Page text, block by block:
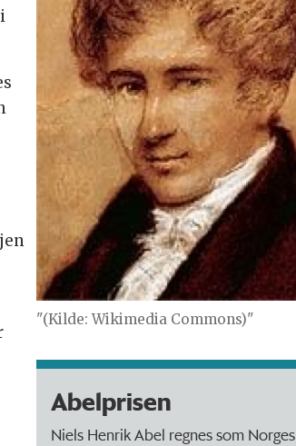
"(Kilde: Wikimedia Commons)"
Abelprisen
Niels Henrik Abel regnes som Norges